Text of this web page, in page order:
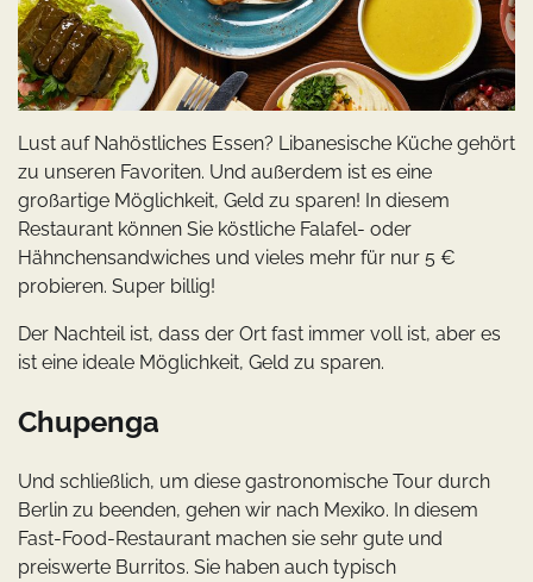
Lust auf Nahöstliches Essen? Libanesische Küche gehört
zu unseren Favoriten. Und außerdem ist es eine
großartige Möglichkeit, Geld zu sparen! In diesem
Restaurant können Sie köstliche Falafel- oder
Hähnchensandwiches und vieles mehr für nur 5 €
probieren. Super billig!
Der Nachteil ist, dass der Ort fast immer voll ist, aber es
ist eine ideale Möglichkeit, Geld zu sparen.
Chupenga
Und schließlich, um diese gastronomische Tour durch
Berlin zu beenden, gehen wir nach Mexiko. In diesem
Fast-Food-Restaurant machen sie sehr gute und
preiswerte Burritos. Sie haben auch typisch